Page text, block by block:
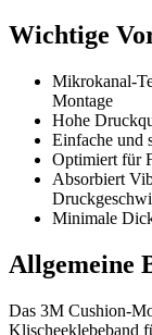
Wichtige
Mikrokanal-
Montage
Hohe
Einfache und
Optimiert für
Absorbiert
Minimale
Allgemeine
Das 3M Cushion-
Klischeeklebeband